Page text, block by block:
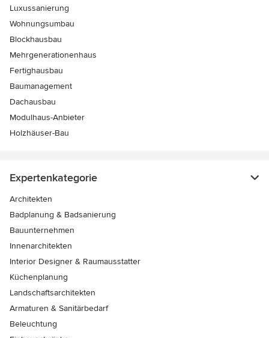
Luxussanierung
Wohnungsumbau
Blockhausbau
Mehrgenerationenhaus
Fertighausbau
Baumanagement
Dachausbau
Modulhaus-Anbieter
Holzhäuser-Bau
Expertenkategorie
Architekten
Badplanung & Badsanierung
Bauunternehmen
Innenarchitekten
Interior Designer & Raumausstatter
Küchenplanung
Landschaftsarchitekten
Armaturen & Sanitärbedarf
Beleuchtung